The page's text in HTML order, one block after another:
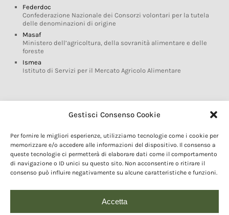
Gestisci Consenso Cookie
Per fornire le migliori esperienze, utilizziamo tecnologie come i cookie per
memorizzare e/o accedere alle informazioni del dispositivo. Il consenso a
queste tecnologie ci permetterà di elaborare dati come il comportamento
di navigazione o ID unici su questo sito. Non acconsentire o ritirare il
consenso può influire negativamente su alcune caratteristiche e funzioni.
Accetta
Federdoc
Confederazione Nazionale dei Consorzi volontari per la tutela
delle denominazioni di origine
Masaf
Ministero dell’agricoltura, della sovranità alimentare e delle
foreste
Ismea
Istituto di Servizi per il Mercato Agricolo Alimentare
Glossario DOP IGP
Marchi DOP IGP
Normativa prodotti DOP IGP
Consorzi di Tutela
Farm To Fork e prodotti DOP IGP